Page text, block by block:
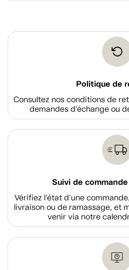
Politique de
Consultez nos conditions de
demandes d'échange ou
Suivi de
Vérifiez l'état d'une
livraison ou de ramassage, et
venir via notre